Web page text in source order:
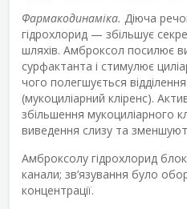
Фармакодинаміка. Діюча
гідрохлорид — збільшує
шляхів. Амброксол посилює
сурфактанта і стимулює
чого полегшується
(мукоциліарний кліренс).
збільшення мукоциліарного
виведення слизу та
Амброксолу гідрохлорид
канали; зв’язування було
концентрації.